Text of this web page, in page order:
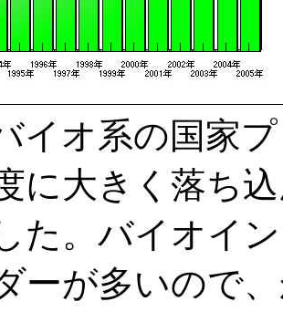
イオ系の国家
に大きく落ち
た。バイオイ
ーが多いので